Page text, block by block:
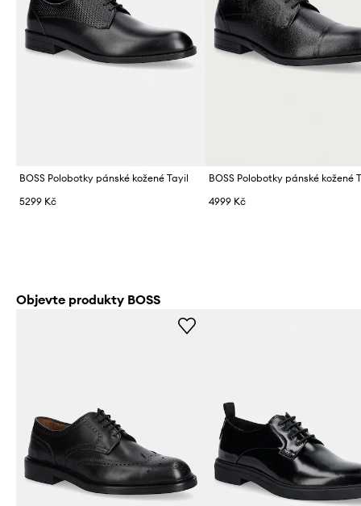
BOSS Polobotky pánské kožené Tayil
5299 Kč
BOSS Polobotky pánské kožené
4999 Kč
Objevte produkty BOSS